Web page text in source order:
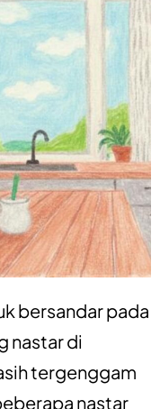
bersandar pada
nastar di
tergenggam
nastar